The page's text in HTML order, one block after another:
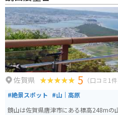
市のブランド豚「雲仙スーパーポーク」
佐賀県 5 （口コミ1件
#絶景スポット #山｜高原
鏡山は佐賀県唐津市にある標高248mの